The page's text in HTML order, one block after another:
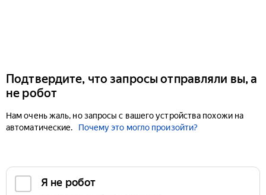
Подтвердите, что запросы отправляли вы, а
не робот
Нам очень жаль, но запросы с вашего устройства похожи на
автоматические.
Почему это могло произойти?